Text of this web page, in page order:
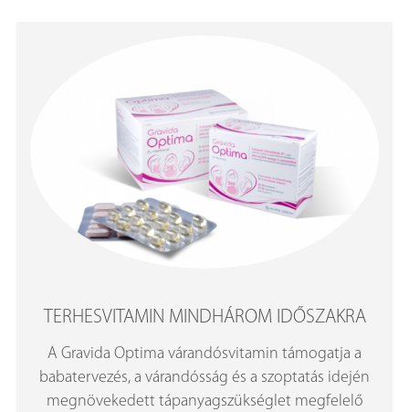
TERHESVITAMIN MINDHÁROM IDŐSZAKRA
A Gravida Optima várandósvitamin támogatja a
babatervezés, a várandósság és a szoptatás idején
megnövekedett tápanyagszükséglet megfelelő